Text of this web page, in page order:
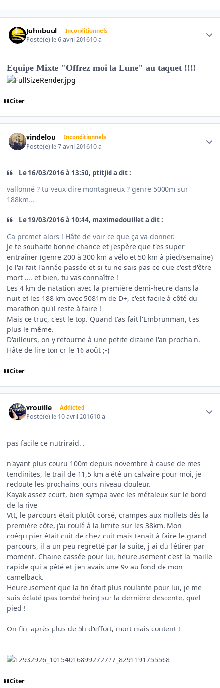
Johnboul Inconditionnels
Posté(e) le 6 avril 201610 a
Equipe Mixte "Offrez moi la Lune" au taquet !!!!
Citer
vindelou Inconditionnels
Posté(e) le 7 avril 201610 a
Le 16/03/2016 à 13:50, ptitjid a dit :
vallonné ? tu veux dire montagneux ? genre 5000m sur
188km...
Le 19/03/2016 à 10:44, maximedouillet a dit :
Ca promet alors ! Hâte de voir ce que ça va donner.
Je te souhaite bonne chance et j'espère que t'es super
entraîner (genre 200 à 300 km à vélo et 50 km à pied/semaine)
Je l'ai fait l'année passée et si tu ne sais pas ce que c'est d'être
mort .... et bien, tu vas connaître !
Les 4 km de natation avec la première demi-heure dans la
nuit et les 188 km avec 5081m de D+, c'est facile à côté du
marathon qu'il reste à faire !
Mais ce truc, c'est le top. Quand t'as fait l'Embrunman, t'es
plus le même.
D'ailleurs, on y retourne à une petite dizaine l'an prochain.
Hâte de lire ton cr le 16 août ;-)
Citer
vrouille Addicted
Posté(e) le 10 avril 201610 a
pas facile ce nutriraid...
n'ayant plus couru 100m depuis novembre à cause de mes
tendinites, le trail de 11,5 km a été un calvaire pour moi, je
redoute les prochains jours niveau douleur.
Kayak assez court, bien sympa avec les métaleux sur le bord
de la rive
Vtt, le parcours était plutôt corsé, crampes aux mollets dés la
première côte, j'ai roulé à la limite sur les 38km. Mon
coéquipier était cuit de chez cuit mais tenait à faire le grand
parcours, il a un peu regretté par la suite, j ai du l'étirer par
moment. Chaine cassée pour lui, heureusement c'est la maille
rapide qui a pété et j'en avais une 9v au fond de mon
camelback.
Heureusement que la fin était plus roulante pour lui, je me
suis éclaté (pas tombé hein) sur la dernière descente, quel
pied !
On fini après plus de 5h d'effort, mort mais content !
Citer